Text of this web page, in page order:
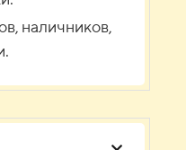
наличников,